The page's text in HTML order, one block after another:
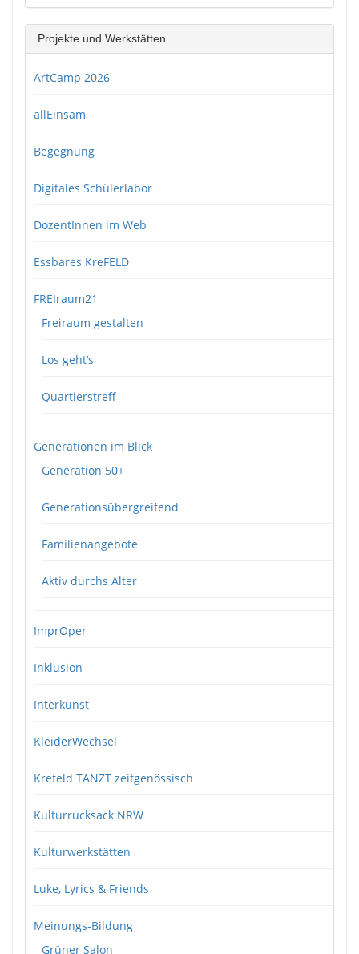
Projekte und Werkstätten
ArtCamp 2026
allEinsam
Begegnung
Digitales Schülerlabor
DozentInnen im Web
Essbares KreFELD
FREIraum21
Freiraum gestalten
Los geht’s
Quartierstreff
Generationen im Blick
Generation 50+
Generationsübergreifend
Familienangebote
Aktiv durchs Alter
ImprOper
Inklusion
Interkunst
KleiderWechsel
Krefeld TANZT zeitgenössisch
Kulturrucksack NRW
Kulturwerkstätten
Luke, Lyrics & Friends
Meinungs-Bildung
Grüner Salon